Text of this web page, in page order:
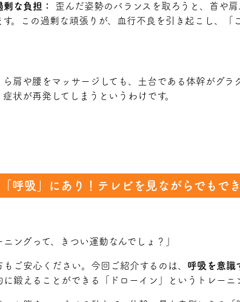
な負担：
歪んだ姿勢のバランスを取ろうと、首や
す。この過剰な頑張りが、血行不良を引き起こし、「
ら肩や腰をマッサージしても、土台である体幹がグラ
状が再発してしまうというわけです。
呼吸」にあり！テレビを見ながらでもで
ニングって、きつい運動なんでしょ？」
もご安心ください。今回ご紹介するのは、 呼吸を意識
に鍛えることができる「ドローイン」というトレーニ